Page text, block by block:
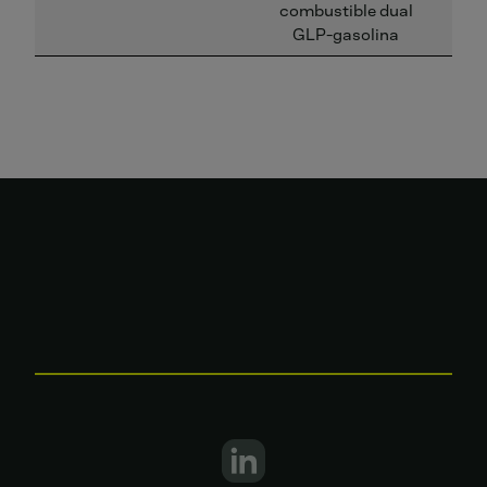
combustible dual
GLP-gasolina